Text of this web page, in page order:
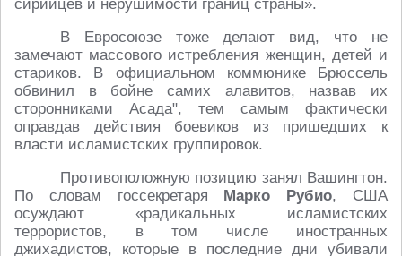
сирийцев и нерушимости границ страны».
В Евросоюзе тоже делают вид, что не
замечают массового истребления женщин, детей и
стариков. В официальном коммюнике Брюссель
обвинил в бойне самих алавитов, назвав их
сторонниками Асада", тем самым фактически
оправдав действия боевиков из пришедших к
власти исламистских группировок.
Противоположную позицию занял Вашингтон.
По словам госсекретаря Марко Рубио, США
осуждают «радикальных исламистских
террористов, в том числе иностранных
джихадистов, которые в последние дни убивали